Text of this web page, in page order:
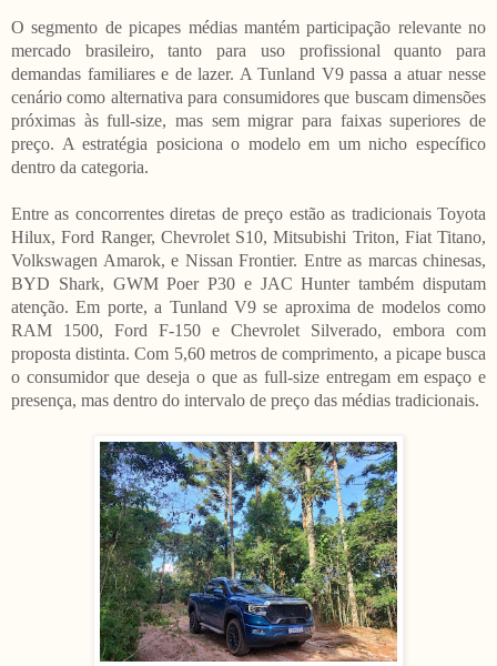
O segmento de picapes médias mantém participação relevante no
mercado brasileiro, tanto para uso profissional quanto para
demandas familiares e de lazer. A Tunland V9 passa a atuar nesse
cenário como alternativa para consumidores que buscam dimensões
próximas às full-size, mas sem migrar para faixas superiores de
preço. A estratégia posiciona o modelo em um nicho específico
dentro da categoria.
Entre as concorrentes diretas de preço estão as tradicionais Toyota
Hilux, Ford Ranger, Chevrolet S10, Mitsubishi Triton, Fiat Titano,
Volkswagen Amarok, e Nissan Frontier. Entre as marcas chinesas,
BYD Shark, GWM Poer P30 e JAC Hunter também disputam
atenção. Em porte, a Tunland V9 se aproxima de modelos como
RAM 1500, Ford F-150 e Chevrolet Silverado, embora com
proposta distinta. Com 5,60 metros de comprimento, a picape busca
o consumidor que deseja o que as full-size entregam em espaço e
presença, mas dentro do intervalo de preço das médias tradicionais.